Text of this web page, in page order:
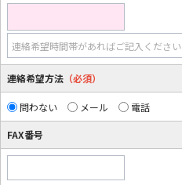
連絡希望時間帯があればご記入ください
連絡希望方法 （必須）
問わない メール 電話
FAX番号